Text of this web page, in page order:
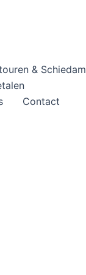
& Schiedam
Contact